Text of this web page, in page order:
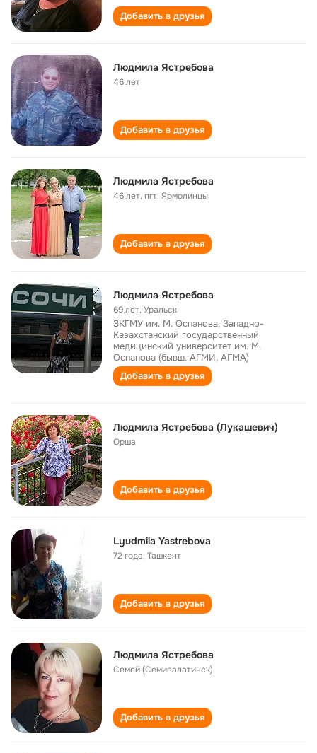
Добавить в друзья
Людмила Ястребова
46 лет
Добавить в друзья
Людмила Ястребова
46 лет,пгт. Ярмолинцы
Добавить в друзья
Людмила Ястребова
69 лет,Уральск
ЗКГМУ им. М. Оспанова, Западно-
Казахстанский государственный
медицинский университет им. М.
Оспанова (бывш. АГМИ, АГМА)
Добавить в друзья
Людмила Ястребова (Лукашевич)
Орша
Добавить в друзья
Lyudmila Yastrebova
72 года,Ташкент
Добавить в друзья
Людмила Ястребова
Семей (Семипалатинск)
Добавить в друзья